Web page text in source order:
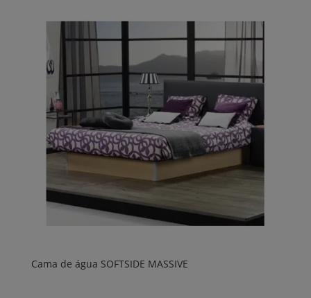
Cama de água SOFTSIDE MASSIVE